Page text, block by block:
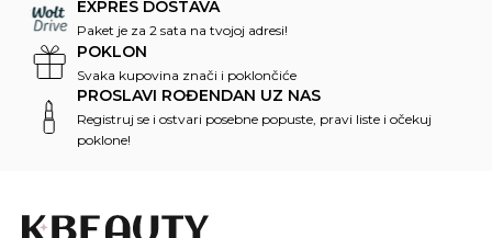
EXPRES DOSTAVA
Paket je za 2 sata na tvojoj adresi!
POKLON
Svaka kupovina znači i poklončiće
PROSLAVI ROĐENDAN UZ NAS
Registruj se i ostvari posebne popuste, pravi liste i očekuj
poklone!